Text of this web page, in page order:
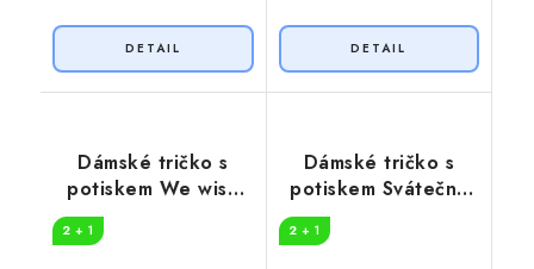
Dámské tričko s
potiskem We wish
2 + 1
Dámské tričko s
potiskem Svátečně
2 + 1